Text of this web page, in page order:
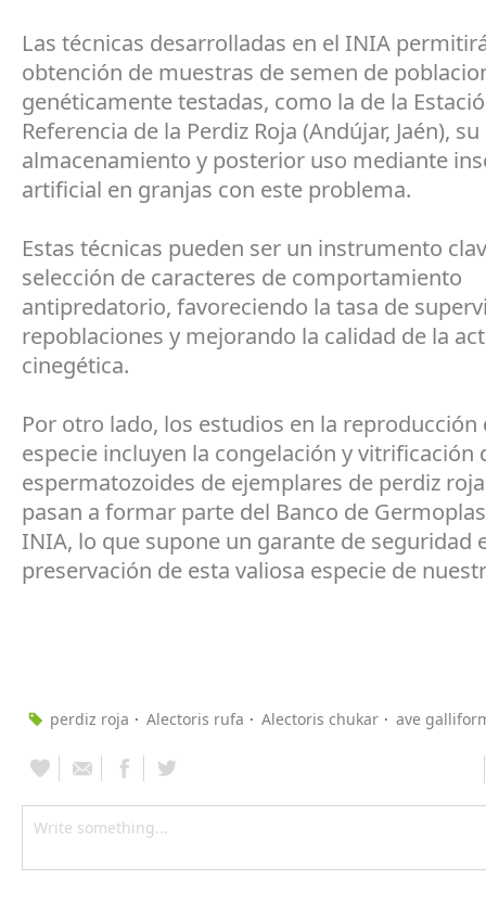
Las técnicas desarrolladas en el INIA
obtención de muestras de semen de
genéticamente testadas, como la de la
Referencia de la Perdiz Roja (Andújar, Jaén), su
almacenamiento y posterior uso mediante
artificial en granjas con este problema.
Estas técnicas pueden ser un instrumento
selección de caracteres de comportamiento
antipredatorio, favoreciendo la tasa de
repoblaciones y mejorando la calidad de la
cinegética.
Por otro lado, los estudios en la reproducción
especie incluyen la congelación y vitrificación
espermatozoides de ejemplares de perdiz
pasan a formar parte del Banco de
INIA, lo que supone un garante de seguridad
preservación de esta valiosa especie de
perdiz roja Alectoris rufa Alectoris chukar ave